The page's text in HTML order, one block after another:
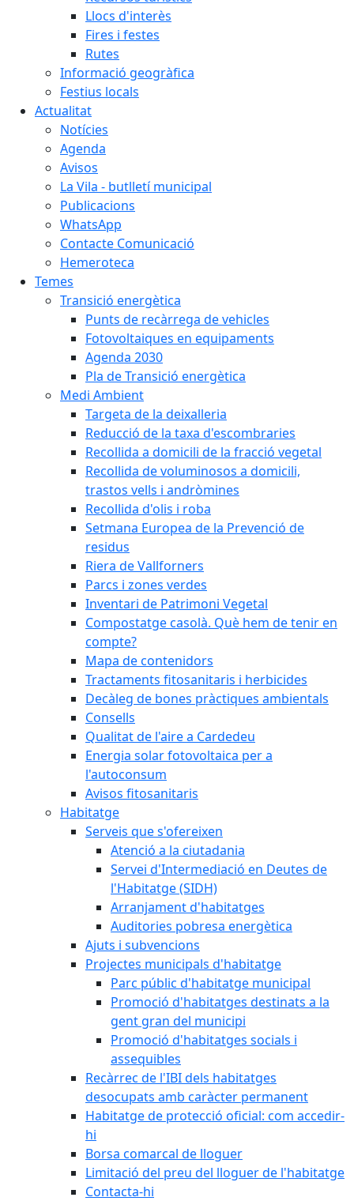
Llocs d'interès
Fires i festes
Rutes
Informació geogràfica
Festius locals
Actualitat
Notícies
Agenda
Avisos
La Vila - butlletí municipal
Publicacions
WhatsApp
Contacte Comunicació
Hemeroteca
Temes
Transició energètica
Punts de recàrrega de vehicles
Fotovoltaiques en equipaments
Agenda 2030
Pla de Transició energètica
Medi Ambient
Targeta de la deixalleria
Reducció de la taxa d'escombraries
Recollida a domicili de la fracció vegetal
Recollida de voluminosos a domicili,
trastos vells i andròmines
Recollida d'olis i roba
Setmana Europea de la Prevenció de
residus
Riera de Vallforners
Parcs i zones verdes
Inventari de Patrimoni Vegetal
Compostatge casolà. Què hem de tenir en
compte?
Mapa de contenidors
Tractaments fitosanitaris i herbicides
Decàleg de bones pràctiques ambientals
Consells
Qualitat de l'aire a Cardedeu
Energia solar fotovoltaica per a
l'autoconsum
Avisos fitosanitaris
Habitatge
Serveis que s'ofereixen
Atenció a la ciutadania
Servei d'Intermediació en Deutes de
l'Habitatge (SIDH)
Arranjament d'habitatges
Auditories pobresa energètica
Ajuts i subvencions
Projectes municipals d'habitatge
Parc públic d'habitatge municipal
Promoció d'habitatges destinats a la
gent gran del municipi
Promoció d'habitatges socials i
assequibles
Recàrrec de l'IBI dels habitatges
desocupats amb caràcter permanent
Habitatge de protecció oficial: com accedir-
hi
Borsa comarcal de lloguer
Limitació del preu del lloguer de l'habitatge
Contacta-hi